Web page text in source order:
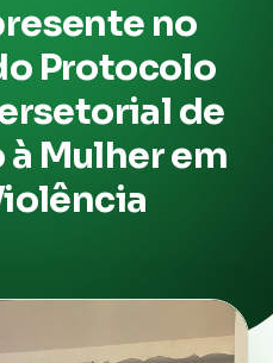
no
Protocolo
de
Mulher em